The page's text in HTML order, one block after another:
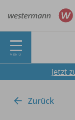
MENÜ
Jetzt
Zurück